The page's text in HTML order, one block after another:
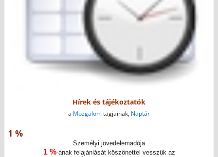
Hírek és tájékoztatók
a Mozgalomtagjainak, Naptár
1 %
Személyi jövedelemadója
1 %-ának felajánlását köszönettel vesszük az